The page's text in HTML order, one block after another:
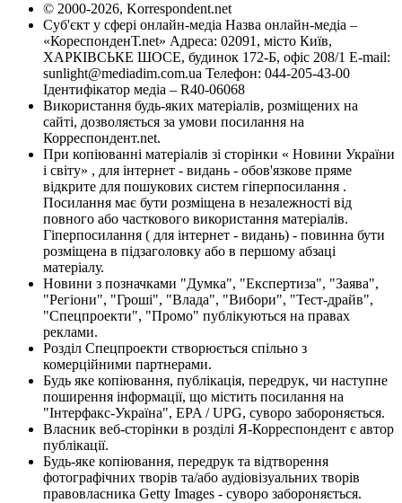
© 2000-2026, Korrespondent.net
Суб'єкт у сфері онлайн-медіа Назва онлайн-медіа –
«КореспонденТ.net» Адреса: 02091, місто Київ,
ХАРКІВСЬКЕ ШОСЕ, будинок 172-Б, офіс 208/1 E-mail:
sunlight@mediadim.com.ua Телефон: 044-205-43-00
Ідентифікатор медіа – R40-06068
Використання будь-яких матеріалів, розміщених на
сайті, дозволяється за умови посилання на
Корреспондент.net.
При копіюванні матеріалів зі сторінки « Новини України
і світу» , для інтернет - видань - обов'язкове пряме
відкрите для пошукових систем гіперпосилання .
Посилання має бути розміщена в незалежності від
повного або часткового використання матеріалів.
Гіперпосилання ( для інтернет - видань) - повинна бути
розміщена в підзаголовку або в першому абзаці
матеріалу.
Новини з позначками "Думка", "Експертиза", "Заява",
"Регіони", "Гроші", "Влада", "Вибори", "Тест-драйв",
"Спецпроекти", "Промо" публікуються на правах
реклами.
Розділ Спецпроекти створюється спільно з
комерційними партнерами.
Будь яке копіювання, публікація, передрук, чи наступне
поширення інформації, що містить посилання на
"Інтерфакс-Україна", EPA / UPG, суворо забороняється.
Власник веб-сторінки в розділі Я-Корреспондент є автор
публікації.
Будь-яке копіювання, передрук та відтворення
фотографічних творів та/або аудіовізуальних творів
правовласника Getty Images - суворо забороняється.